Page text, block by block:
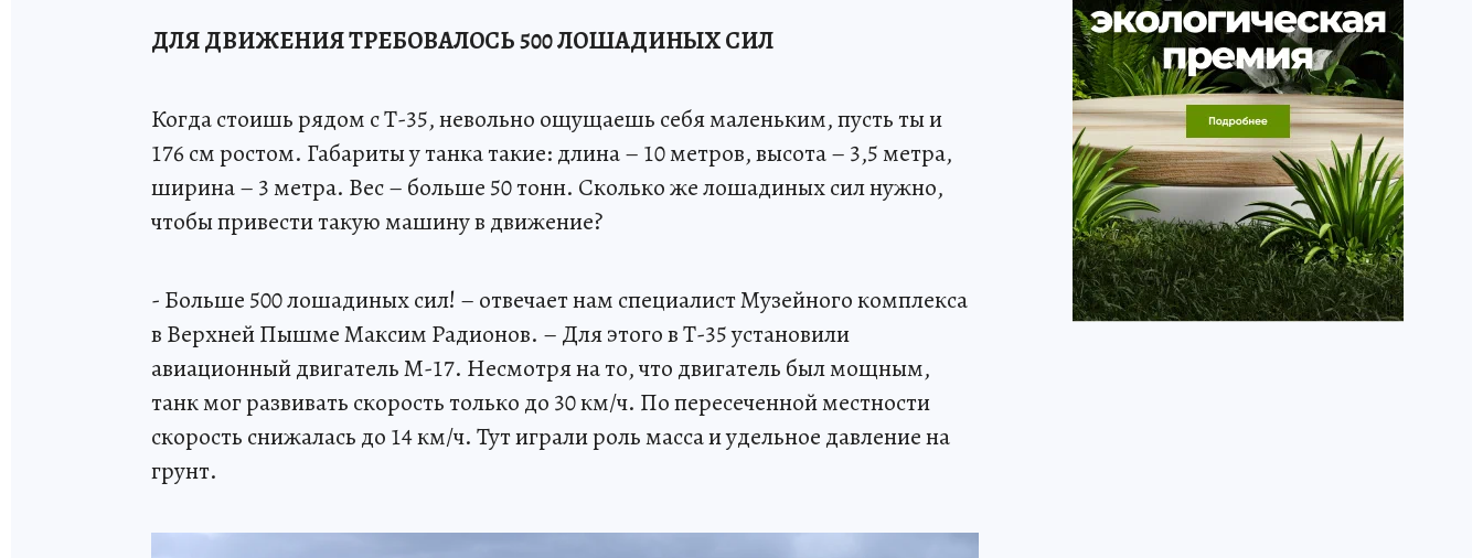
ДЛЯ ДВИЖЕНИЯ ТРЕБОВАЛОСЬ 500 ЛОШАДИНЫХ СИЛ
Когда стоишь рядом с Т-35, невольно ощущаешь себя маленьким, пусть ты и
176 см ростом. Габариты у танка такие: длина – 10 метров, высота – 3,5 метра,
ширина – 3 метра. Вес – больше 50 тонн. Сколько же лошадиных сил нужно,
чтобы привести такую машину в движение?
- Больше 500 лошадиных сил! – отвечает нам специалист Музейного комплекса
в Верхней Пышме Максим Радионов. – Для этого в Т-35 установили
авиационный двигатель М-17. Несмотря на то, что двигатель был мощным,
танк мог развивать скорость только до 30 км/ч. По пересеченной местности
скорость снижалась до 14 км/ч. Тут играли роль масса и удельное давление на
грунт.